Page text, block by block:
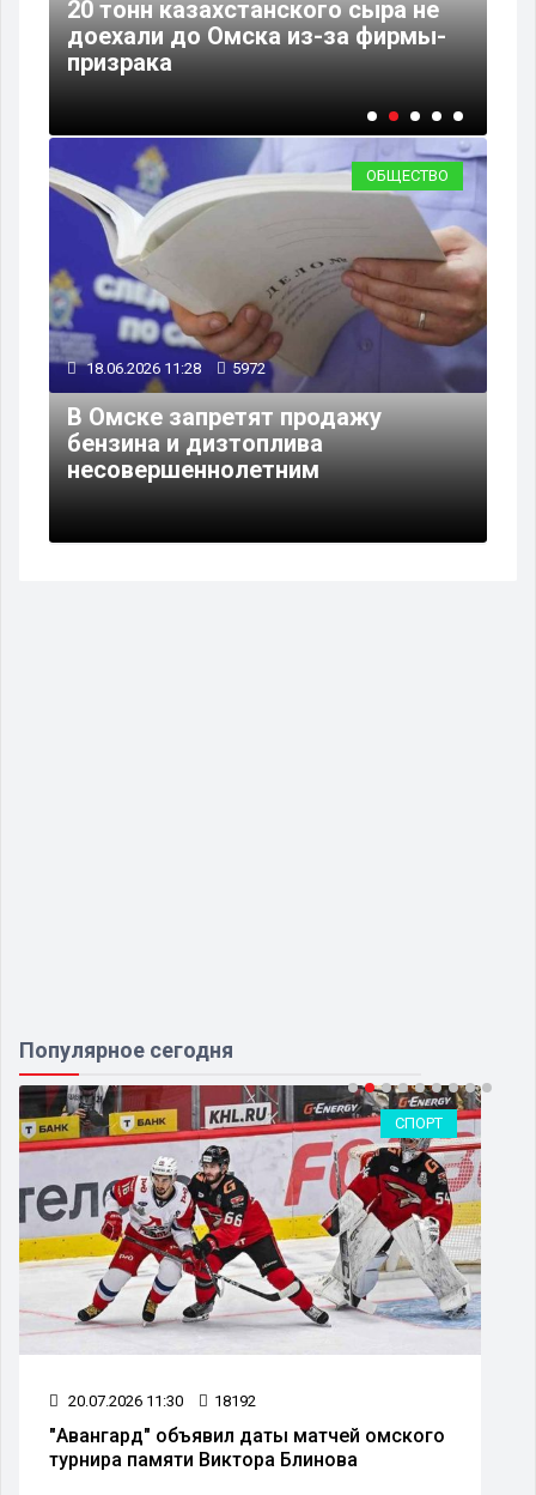
20 тонн казахстанского сыра не
доехали до Омска из-за фирмы-
призрака
ОБЩЕСТВО
18.06.2026 11:28 5972
В Омске запретят продажу
бензина и дизтоплива
несовершеннолетним
Популярное сегодня
СПОРТ
20.07.2026 11:30 18192
"Авангард" объявил даты матчей омского
турнира памяти Виктора Блинова